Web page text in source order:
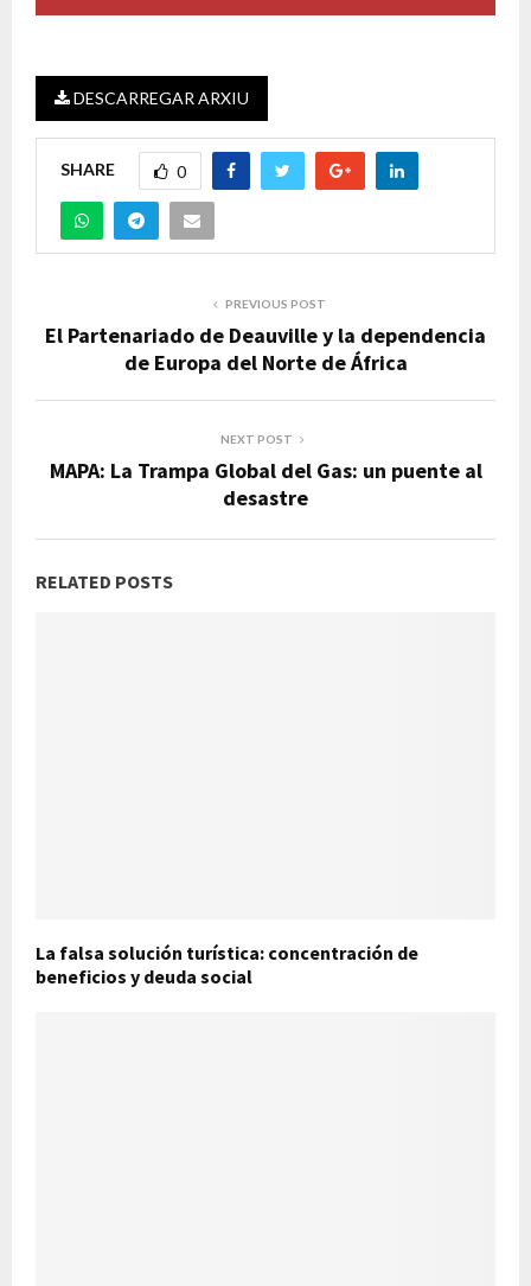
DESCARREGAR ARXIU
SHARE 0
PREVIOUS POST
El Partenariado de Deauville y la dependencia
de Europa del Norte de África
NEXT POST
MAPA: La Trampa Global del Gas: un puente al
desastre
RELATED POSTS
La falsa solución turística: concentración de
beneficios y deuda social